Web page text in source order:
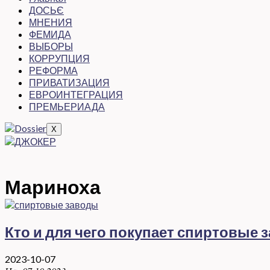
ДОСЬЄ
МНЕНИЯ
ФЕМИДА
ВЫБОРЫ
КОРРУПЦИЯ
РЕФОРМА
ПРИВАТИЗАЦИЯ
ЕВРОИНТЕГРАЦИЯ
ПРЕМЬЕРИАДА
X
Мариноха
Кто и для чего покупает спиртовые
2023-10-07